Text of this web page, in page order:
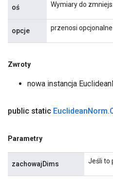
oś Wymiary do
opcje przenosi
Zwroty
nowa instancja
public static EuclideanNorm.
Parametry
zachowajDims Jeśli to